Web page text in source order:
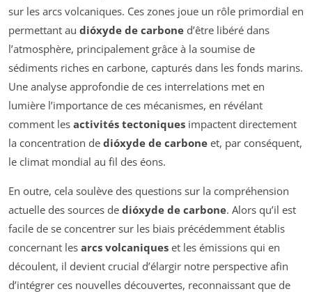
sur les arcs volcaniques. Ces zones joue un rôle primordial en
permettant au dióxyde de carbone d’être libéré dans
l’atmosphère, principalement grâce à la soumise de
sédiments riches en carbone, capturés dans les fonds marins.
Une analyse approfondie de ces interrelations met en
lumière l’importance de ces mécanismes, en révélant
comment les activités tectoniques impactent directement
la concentration de dióxyde de carbone et, par conséquent,
le climat mondial au fil des éons.
En outre, cela soulève des questions sur la compréhension
actuelle des sources de dióxyde de carbone. Alors qu’il est
facile de se concentrer sur les biais précédemment établis
concernant les arcs volcaniques et les émissions qui en
découlent, il devient crucial d’élargir notre perspective afin
d’intégrer ces nouvelles découvertes, reconnaissant que de